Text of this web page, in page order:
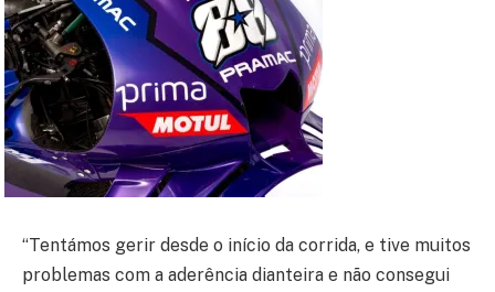
“Tentámos gerir desde o início da corrida, e tive muitos
problemas com a aderência dianteira e não consegui